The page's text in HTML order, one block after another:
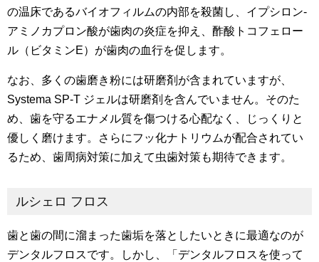
の温床であるバイオフィルムの内部を殺菌し、イプシロン‐
アミノカプロン酸が歯肉の炎症を抑え、酢酸トコフェロー
ル（ビタミンE）が歯肉の血行を促します。
なお、多くの歯磨き粉には研磨剤が含まれていますが、
Systema SP-T ジェルは研磨剤を含んでいません。そのた
め、歯を守るエナメル質を傷つける心配なく、じっくりと
優しく磨けます。さらにフッ化ナトリウムが配合されてい
るため、歯周病対策に加えて虫歯対策も期待できます。
ルシェロ フロス
歯と歯の間に溜まった歯垢を落としたいときに最適なのが
デンタルフロスです。しかし、「デンタルフロスを使って